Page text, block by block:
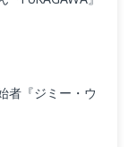
者『ジミー・ウ